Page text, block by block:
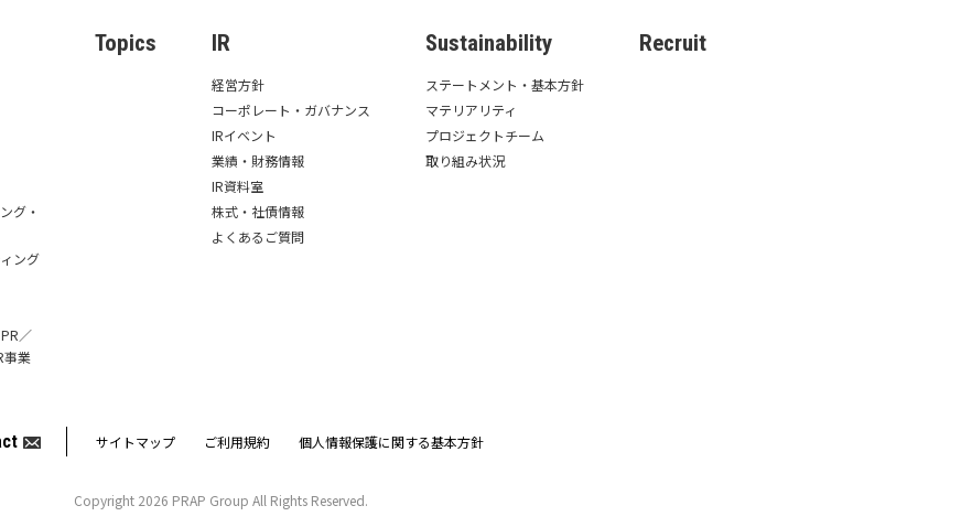
グ・
ング
／
事業
Topics IR
経営方針
コーポレート・ガバナンス
IRイベント
業績・財務情報
IR資料室
株式・社債情報
よくあるご質問
Sustainability
ステートメント・基本方針
マテリアリティ
プロジェクトチーム
取り組み状況
Recruit
サイトマップ ご利用規約 個人情報保護に関する基本方針
Copyright 2026 PRAP Group All Rights Reserved.